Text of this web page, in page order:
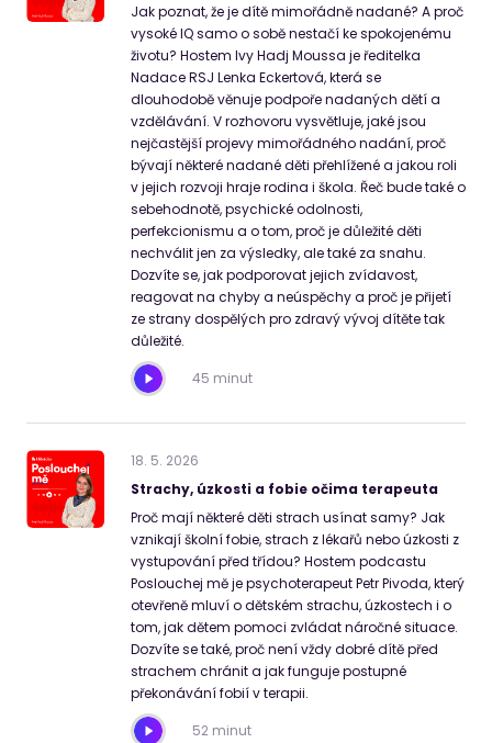
Jak poznat, že je dítě mimořádně nadané? A proč
vysoké IQ samo o sobě nestačí ke spokojenému
životu? Hostem Ivy Hadj Moussa je ředitelka
Nadace RSJ Lenka Eckertová, která se
dlouhodobě věnuje podpoře nadaných dětí a
vzdělávání. V rozhovoru vysvětluje, jaké jsou
nejčastější projevy mimořádného nadání, proč
bývají některé nadané děti přehlížené a jakou roli
v jejich rozvoji hraje rodina i škola. Řeč bude také o
sebehodnotě, psychické odolnosti,
perfekcionismu a o tom, proč je důležité děti
nechválit jen za výsledky, ale také za snahu.
Dozvíte se, jak podporovat jejich zvídavost,
reagovat na chyby a neúspěchy a proč je přijetí
ze strany dospělých pro zdravý vývoj dítěte tak
důležité.
45 minut
18. 5. 2026
Strachy, úzkosti a fobie očima terapeuta
Proč mají některé děti strach usínat samy? Jak
vznikají školní fobie, strach z lékařů nebo úzkosti z
vystupování před třídou? Hostem podcastu
Poslouchej mě je psychoterapeut Petr Pivoda, který
otevřeně mluví o dětském strachu, úzkostech i o
tom, jak dětem pomoci zvládat náročné situace.
Dozvíte se také, proč není vždy dobré dítě před
strachem chránit a jak funguje postupné
překonávání fobií v terapii.
52 minut